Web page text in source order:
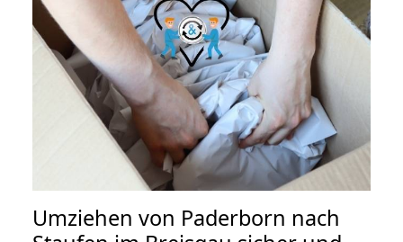
Umziehen von Paderborn nach